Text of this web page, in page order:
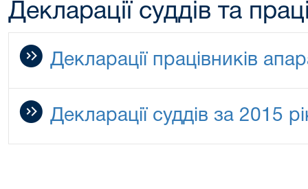
Декларації суддів та
Декларації працівників
Декларації суддів за 2015